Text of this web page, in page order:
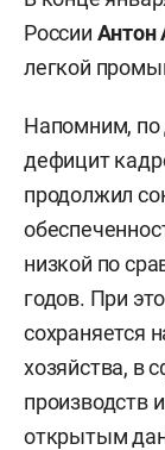
России Антон
легкой
Напомним,
дефицит
продолжил
низкой по
годов. При
сохраняется
хозяйства, в
производств
открытым